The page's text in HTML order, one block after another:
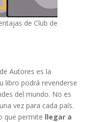
de Club de
Autores es la
libro podrá revenderse
del mundo. No es
vez para cada país.
que permite llegar a